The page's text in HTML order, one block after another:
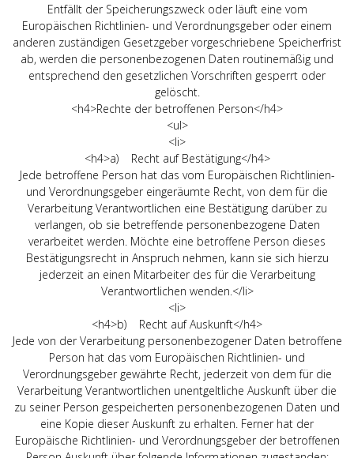
Entfällt der Speicherungszweck oder läuft eine vom
Europäischen Richtlinien- und Verordnungsgeber oder einem
anderen zuständigen Gesetzgeber vorgeschriebene Speicherfrist
ab, werden die personenbezogenen Daten routinemäßig und
entsprechend den gesetzlichen Vorschriften gesperrt oder
gelöscht.
<h4>Rechte der betroffenen Person</h4>
<ul>
<li>
<h4>a) Recht auf Bestätigung</h4>
Jede betroffene Person hat das vom Europäischen Richtlinien-
und Verordnungsgeber eingeräumte Recht, von dem für die
Verarbeitung Verantwortlichen eine Bestätigung darüber zu
verlangen, ob sie betreffende personenbezogene Daten
verarbeitet werden. Möchte eine betroffene Person dieses
Bestätigungsrecht in Anspruch nehmen, kann sie sich hierzu
jederzeit an einen Mitarbeiter des für die Verarbeitung
Verantwortlichen wenden.</li>
<li>
<h4>b) Recht auf Auskunft</h4>
Jede von der Verarbeitung personenbezogener Daten betroffene
Person hat das vom Europäischen Richtlinien- und
Verordnungsgeber gewährte Recht, jederzeit von dem für die
Verarbeitung Verantwortlichen unentgeltliche Auskunft über die
zu seiner Person gespeicherten personenbezogenen Daten und
eine Kopie dieser Auskunft zu erhalten. Ferner hat der
Europäische Richtlinien- und Verordnungsgeber der betroffenen